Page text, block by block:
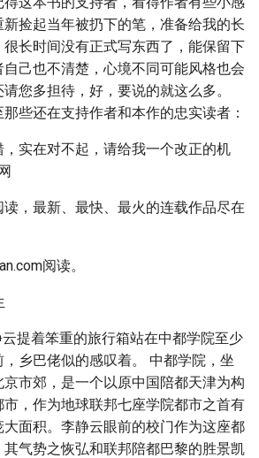
捡起当年被扔下的笔，准备给我的长
长时间没有正式写东西了，能保留下
己也不清楚，心境不同可能风格也会
您多担待，好，要说的就这么多。
还在支持作者和本作的忠实读者：
实在对不起，请给我一个改正的机
，最新、最快、最火的连载作品尽在
阅读。
云提着笨重的旅行箱站在中都学院至少
乡巴佬似的感叹着。 中都学院，坐
市郊，是一个以原中国陪都天津为构
，作为地球联邦七座学院都市之首有
面积。李静云眼前的校门作为这座都
气势之恢弘和联邦陪都巴黎的胜景凯